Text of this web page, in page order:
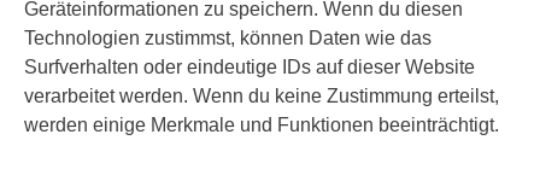
Geräteinformationen zu speichern. Wenn du diesen
Technologien zustimmst, können Daten wie das
Surfverhalten oder eindeutige IDs auf dieser Website
verarbeitet werden. Wenn du keine Zustimmung erteilst,
werden einige Merkmale und Funktionen beeinträchtigt.
Links